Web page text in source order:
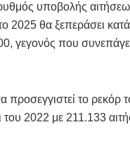
υποβολής
2025 θα ξεπεράσει
γεγονός που
προσεγγιστεί το ρεκόρ
2022 με 211.133